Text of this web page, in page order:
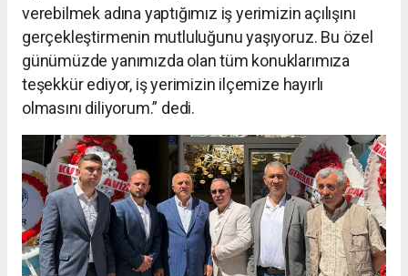
verebilmek adına yaptığımız iş yerimizin açılışını
gerçekleştirmenin mutluluğunu yaşıyoruz. Bu özel
günümüzde yanımızda olan tüm konuklarımıza
teşekkür ediyor, iş yerimizin ilçemize hayırlı
olmasını diliyorum.” dedi.